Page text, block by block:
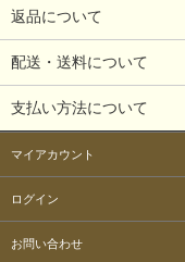
返品について
配送・送料について
支払い方法について
マイアカウント
ログイン
お問い合わせ